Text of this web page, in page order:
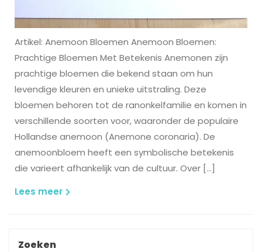
Artikel: Anemoon Bloemen Anemoon Bloemen:
Prachtige Bloemen Met Betekenis Anemonen zijn
prachtige bloemen die bekend staan om hun
levendige kleuren en unieke uitstraling. Deze
bloemen behoren tot de ranonkelfamilie en komen in
verschillende soorten voor, waaronder de populaire
Hollandse anemoon (Anemone coronaria). De
anemoonbloem heeft een symbolische betekenis
die varieert afhankelijk van de cultuur. Over […]
Lees meer Lees
Zoeken